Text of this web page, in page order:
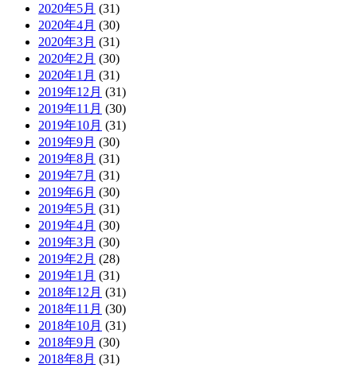
2020年5月 (31)
2020年4月 (30)
2020年3月 (31)
2020年2月 (30)
2020年1月 (31)
2019年12月 (31)
2019年11月 (30)
2019年10月 (31)
2019年9月 (30)
2019年8月 (31)
2019年7月 (31)
2019年6月 (30)
2019年5月 (31)
2019年4月 (30)
2019年3月 (30)
2019年2月 (28)
2019年1月 (31)
2018年12月 (31)
2018年11月 (30)
2018年10月 (31)
2018年9月 (30)
2018年8月 (31)